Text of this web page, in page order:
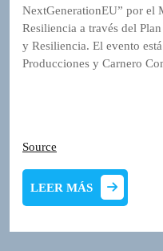
NextGenerationEU” por el
Resiliencia a través del
y Resiliencia. El evento
Producciones y Carnero
Source
LEER MÁS
MÁS